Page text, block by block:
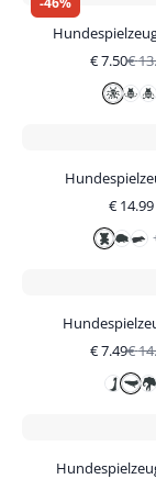
€7.50€
€ 14.99
€7.49€